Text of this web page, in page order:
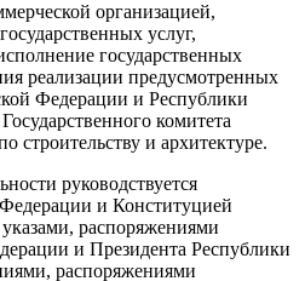
организацией,
услуг,
государственных
реализации предусмотренных
Федерации и Республики
комитета
строительству и архитектуре.
руководствуется
и Конституцией
распоряжениями
и Президента Республики
распоряжениями